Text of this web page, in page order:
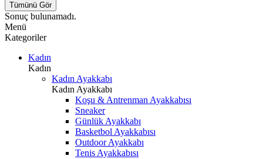
Tümünü Gör
Sonuç bulunamadı.
Menü
Kategoriler
Kadın
Kadın
Kadın Ayakkabı
Kadın Ayakkabı
Koşu & Antrenman Ayakkabısı
Sneaker
Günlük Ayakkabı
Basketbol Ayakkabısı
Outdoor Ayakkabı
Tenis Ayakkabısı